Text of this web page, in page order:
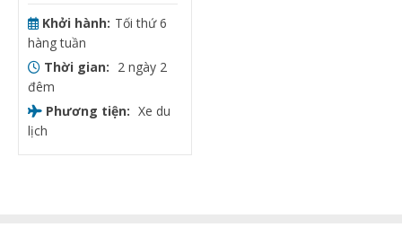
Khởi hành: Tối thứ 6
hàng tuần
Thời gian: 2 ngày 2
đêm
Phương tiện: Xe du
lịch